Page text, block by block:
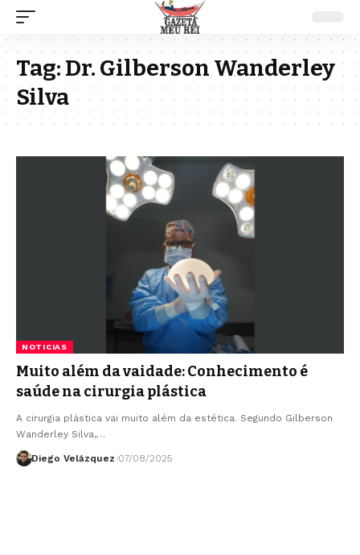
Tag:Dr. Gilberson Wanderley
Silva
NOTICIAS
Muito além da vaidade: Conhecimento é
saúde na cirurgia plástica
A cirurgia plástica vai muito além da estética. Segundo Gilberson
Wanderley Silva,…
Diego Velázquez 07/08/2025